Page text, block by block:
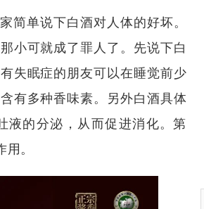
简单说下白酒对人体的好坏。
小可就成了罪人了。先说下白
失眠症的朋友可以在睡觉前少
有多种香味素。另外白酒具体
液的分泌，从而促进消化。第
。